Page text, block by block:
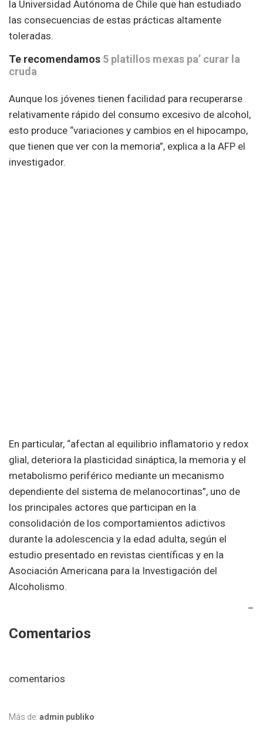
la Universidad Autónoma de Chile que han estudiado
las consecuencias de estas prácticas altamente
toleradas.
Te recomendamos 5 platillos mexas pa’ curar la
cruda
Aunque los jóvenes tienen facilidad para recuperarse
relativamente rápido del consumo excesivo de alcohol,
esto produce “variaciones y cambios en el hipocampo,
que tienen que ver con la memoria”, explica a la AFP el
investigador.
En particular, “afectan al equilibrio inflamatorio y redox
glial, deteriora la plasticidad sináptica, la memoria y el
metabolismo periférico mediante un mecanismo
dependiente del sistema de melanocortinas”, uno de
los principales actores que participan en la
consolidación de los comportamientos adictivos
durante la adolescencia y la edad adulta, según el
estudio presentado en revistas científicas y en la
Asociación Americana para la Investigación del
Alcoholismo.
–
Comentarios
comentarios
Más de: admin publiko